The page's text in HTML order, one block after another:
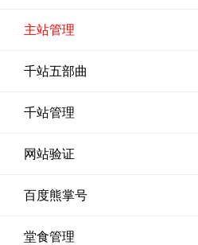
主站管理
千站五部曲
千站管理
网站验证
百度熊掌号
堂食管理